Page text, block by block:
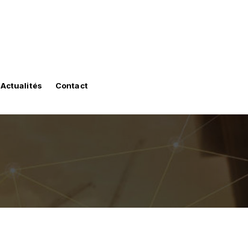
Actualités Contact